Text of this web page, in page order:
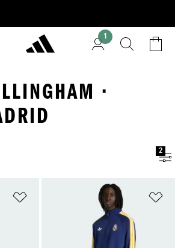
1
·
2
Aggiungi alla lista dei desideri